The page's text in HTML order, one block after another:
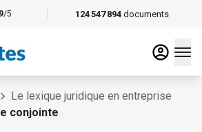
124 547 894 documents
/5
Le lexique juridique en entreprise
conjointe